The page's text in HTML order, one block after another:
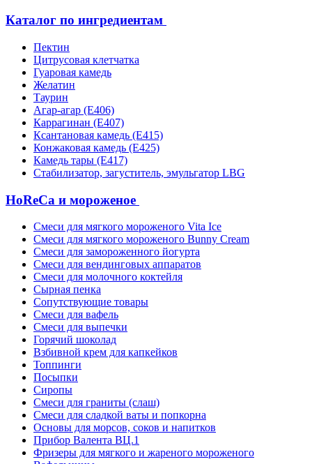
Каталог по ингредиентам
Пектин
Цитрусовая клетчатка
Гуаровая камедь
Желатин
Таурин
Агар-агар (Е406)
Каррагинан (Е407)
Ксантановая камедь (Е415)
Конжаковая камедь (Е425)
Камедь тары (Е417)
Стабилизатор, загуститель, эмульгатор LBG
HoReCa и мороженое
Смеси для мягкого мороженого Vita Ice
Смеси для мягкого мороженого Bunny Cream
Смеси для замороженного йогурта
Смеси для вендинговых аппаратов
Смеси для молочного коктейля
Сырная пенка
Сопутствующие товары
Смеси для вафель
Смеси для выпечки
Горячий шоколад
Взбивной крем для капкейков
Топпинги
Посыпки
Сиропы
Смеси для граниты (слаш)
Смеси для сладкой ваты и попкорна
Основы для морсов, соков и напитков
Прибор Валента ВЦ.1
Фризеры для мягкого и жареного мороженого